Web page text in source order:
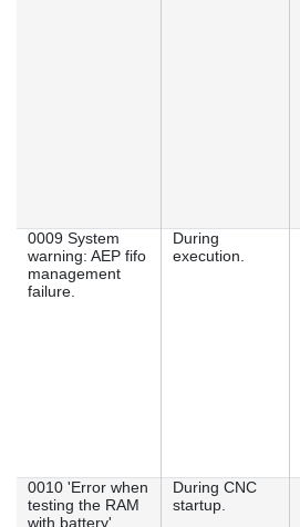
0009 System
warning: AEP fifo
management
failure.
During
execution.
0010 'Error when
testing the RAM
with battery'
During CNC
startup.